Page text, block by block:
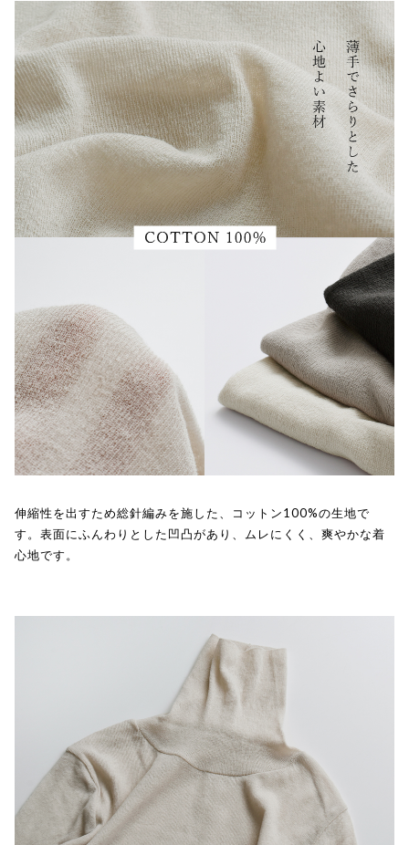
伸縮性を出すため総針編みを施した、コットン100%の生地で
す。表面にふんわりとした凹凸があり、ムレにくく、爽やかな着
心地です。